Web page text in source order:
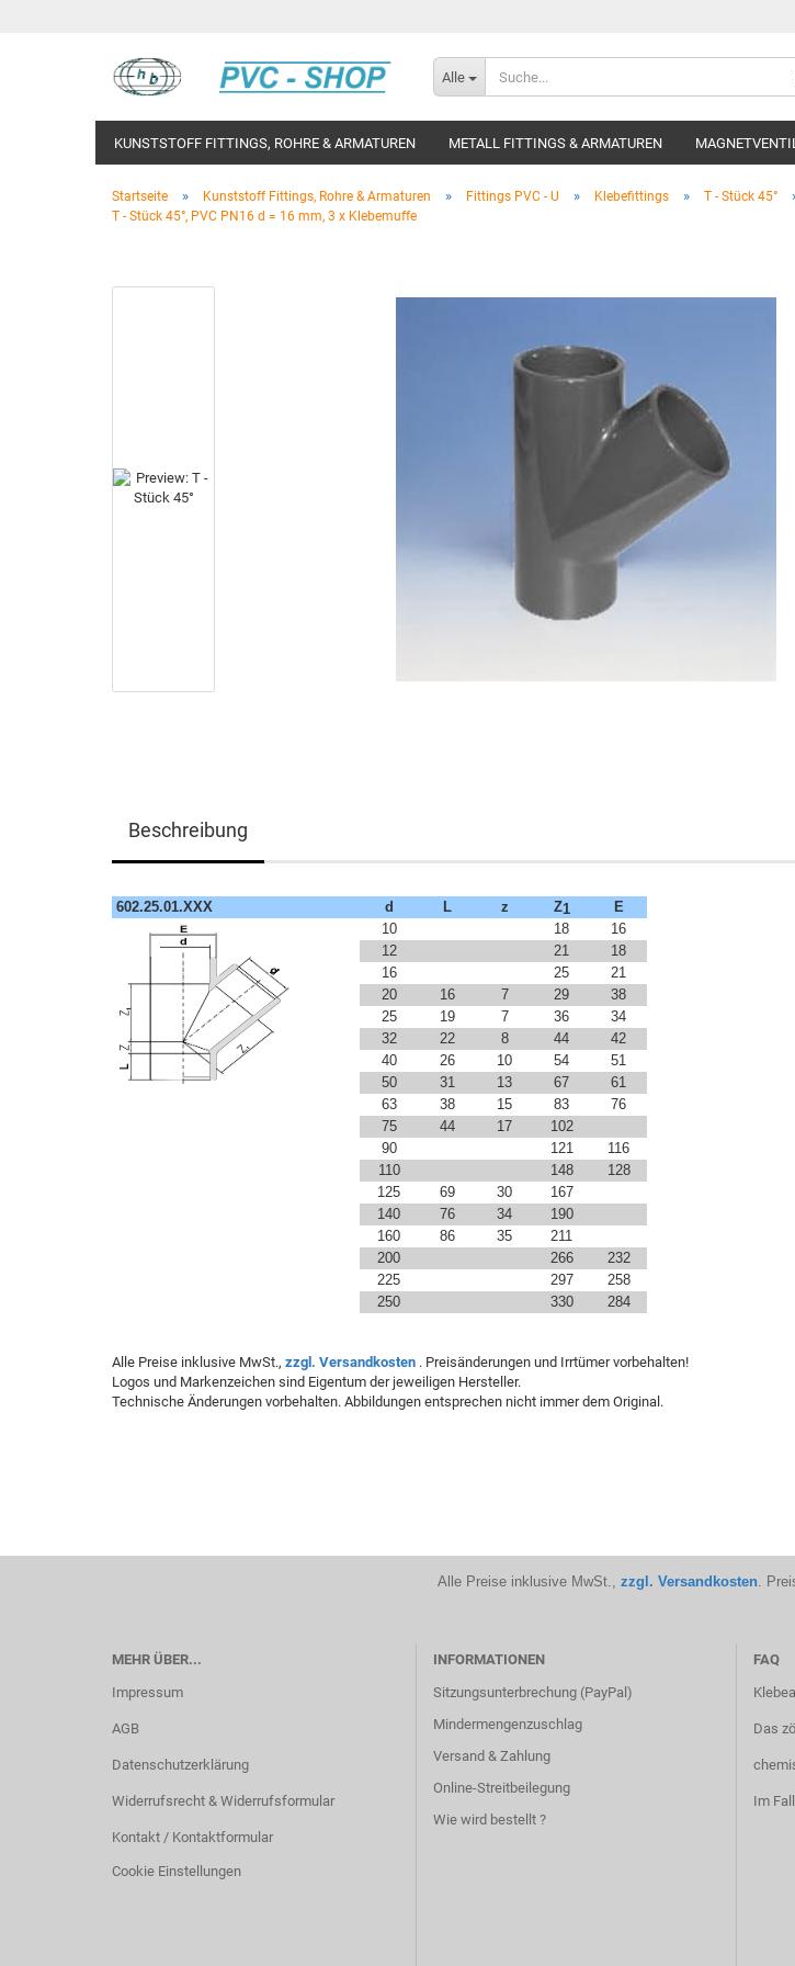
Alle
KUNSTSTOFF FITTINGS, ROHRE & ARMATUREN METALL FITTINGS & ARMATUREN
Startseite » Kunststoff Fittings, Rohre & Armaturen » Fittings PVC - U » Klebefittings » T - Stück 45°
T - Stück 45°, PVC PN16 d = 16 mm, 3 x Klebemuffe
Beschreibung
602.25.01.XXX d L z Z1
E
10
18
16
12
21
18
16
25
21
20
16 7 29
38
25
19 7 36
34
32
22 8 44
42
40
26 10 54
51
50
31 13 67
61
63
38 15 83
76
75
44 17
102
90
121
116
110
148
128
125
69 30
167
140
76 34
190
160
86 35
211
200
266
232
225
297
258
250
330 284
Alle Preise inklusive MwSt., zzgl. Versandkosten . Preisänderungen und Irrtümer vorbehalten!
Logos und Markenzeichen sind Eigentum der jeweiligen Hersteller.
Technische Änderungen vorbehalten. Abbildungen entsprechen nicht immer dem Original.
Alle Preise inklusive MwSt., zzgl. Versandkosten.
MEHR ÜBER...
Impressum
AGB
Datenschutzerklärung
Widerrufsrecht & Widerrufsformular
Kontakt / Kontaktformular
Cookie Einstellungen
INFORMATIONEN
Sitzungsunterbrechung (PayPal)
Mindermengenzuschlag
Versand & Zahlung
Online-Streitbeilegung
Wie wird bestellt ?
FAQ
Das
Im